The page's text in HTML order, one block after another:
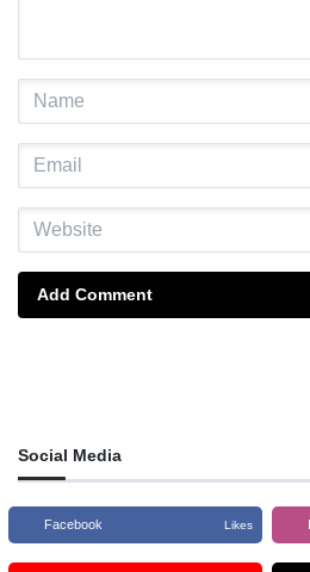
Add Comment
Social Media
Facebook Likes